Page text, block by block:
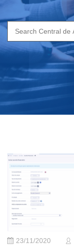
Search
for:
23/11/2020